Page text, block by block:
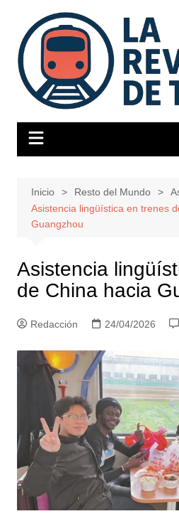
contenido
Inicio Resto del Mundo
Asistencia lingüística en trenes
Guangzhou
Asistencia
de China hacia
Redacción 24/04/2026